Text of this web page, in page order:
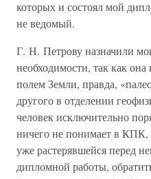
которых и состоял мой
не ведомый.
Г. Н. Петрову назначили
необходимости, так как
полем Земли, правда,
другого в отделении
человек исключительно
ничего не понимает в КПК,
уже растерявшейся перед
дипломной работы,